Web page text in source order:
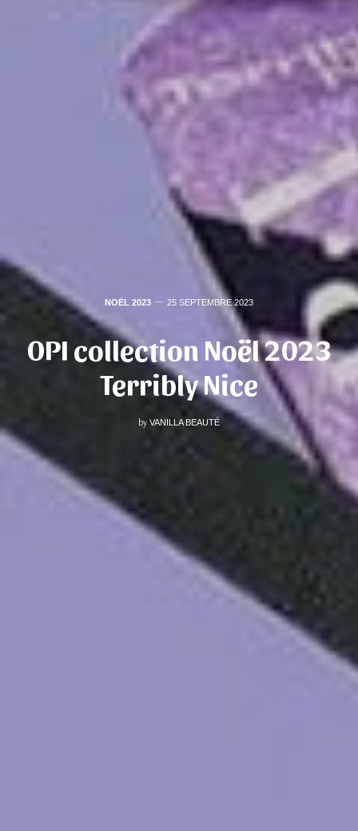
NOËL 2023 25 SEPTEMBRE 2023
OPI collection Noël 2023
Terribly Nice
by VANILLA BEAUTÉ